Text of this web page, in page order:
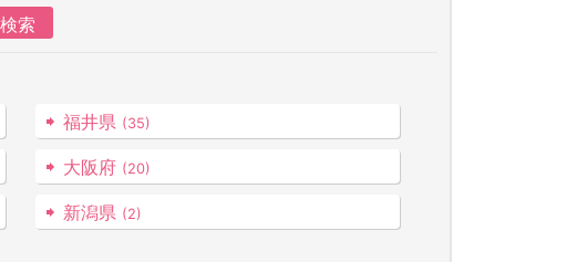
福井県 (35)
大阪府 (20)
新潟県 (2)